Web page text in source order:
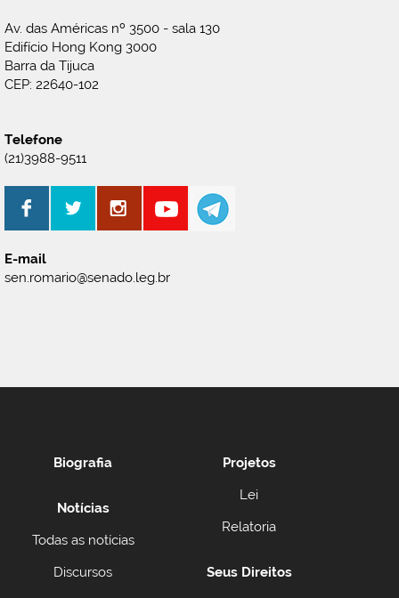
Av. das Américas nº 3500 - sala 130
Edifício Hong Kong 3000
Barra da Tijuca
CEP: 22640-102
Telefone
(21)3988-9511
E-mail
sen.romario@senado.leg.br
Biografia
Notícias
Todas as notícias
Discursos
Projetos
Lei
Relatoria
Seus Direitos